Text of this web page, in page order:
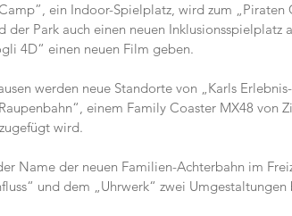
ein Indoor-Spielplatz, wird zum „Piraten
der Park auch einen neuen
4D“ einen neuen Film geben.
werden neue Standorte von „Karls
einem Family Coaster MX48 von
wird.
Name der neuen Familien-Achterbahn im
und dem „Uhrwerk“ zwei